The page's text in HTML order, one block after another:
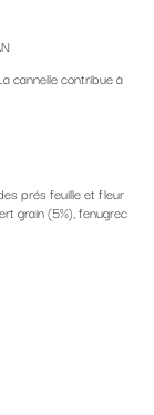
cannelle contribue à
prés feuille et fleur
grain (5%), fenugrec